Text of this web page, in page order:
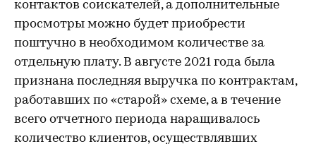
контактов соискателей, а дополнительные
просмотры можно будет приобрести
поштучно в необходимом количестве за
отдельную плату. В августе 2021 года была
признана последняя выручка по контрактам,
работавших по «старой» схеме, а в течение
всего отчетного периода наращивалось
количество клиентов, осуществлявших